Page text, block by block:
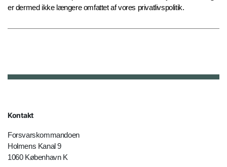
er dermed ikke længere omfattet af vores privatlivspolitik.
Kontakt
Forsvarskommandoen
Holmens Kanal 9
1060 København K